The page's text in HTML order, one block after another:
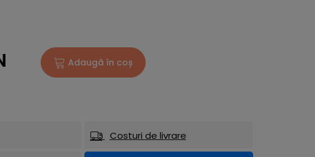
Adaugă în coș
Costuri de livrare